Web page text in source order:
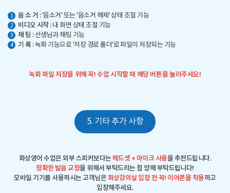
1 음 소 거 :'음소거' 또는 '음소거 해제' 상태 조절 기능
2 비디오 시작 :내 화면 상태 조절 기능
3 채 팅 :선생님과 채팅 기능
4 기 록 :녹화 기능으로 '저장 경로 폴더'로 파일이 저장되는 기능
녹화 파일 저장을 위해 꼭! 수업 시작할 때 해당 버튼을 눌러주세요!
5. 기타 추가 사항
화상영어 수업은 외부 스피커보다는헤드셋 + 마이크 사용을 추천드립니다.
정확한 발음 교정을 위해서 부탁드리는 점 양해 부탁드립니다!
모바일 기기를 사용하시는 고객님은 화상강의실 입장 전 꼭! 이어폰을 착용하고
입장해주세요.